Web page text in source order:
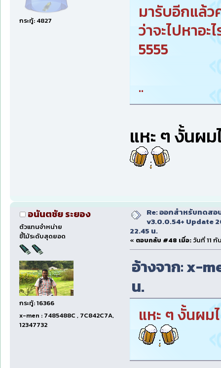
กระทู้: 4827
มารับอีกแล้
ว่าจะไปหาอ
5555
..
แหะ ๆ งั้นผ
อนันตชัย ระยอง
ตัวแทนจำหน่าย
ขี้โม้ระดับสุดยอด
กระทู้: 16366
x-men : 7485488C , 7C842C7A,
12347732
Re: ออกสำหรับทดสอ
v3.0.0.54+ Update
22.45 น.
« ตอบกลับ #48 เมื่อ: วันที่ 11 กั
อ้างจาก: x-
น.
แหะ ๆ งั้นผ